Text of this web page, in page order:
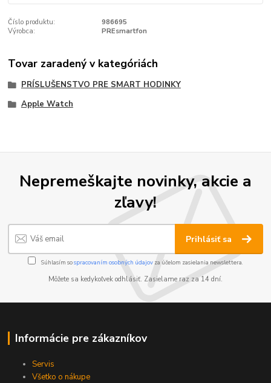
Číslo produktu:
986695
Výrobca:
PREsmartfon
Tovar zaradený v kategóriách
PRÍSLUŠENSTVO PRE SMART HODINKY
Apple Watch
Nepremeškajte novinky, akcie a
zľavy!
Prihlásiť sa
Súhlasím sospracovaním osobných údajov za účelom zasielania newslettera.
Môžete sa kedykoľvek odhlásiť. Zasielame raz za 14 dní.
Informácie pre zákazníkov
Servis
Všetko o nákupe